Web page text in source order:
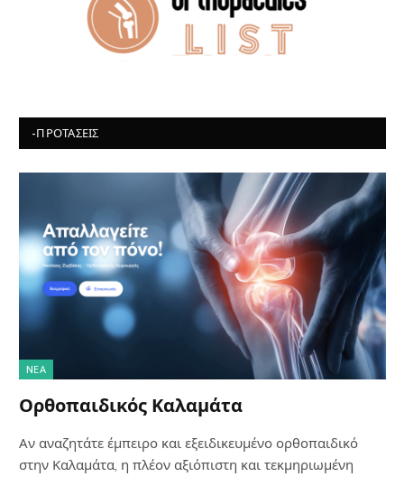
-ΠΡΟΤΆΣΕΙΣ
NΈΑ
Ορθοπαιδικός Καλαμάτα
Αν αναζητάτε έμπειρο και εξειδικευμένο ορθοπαιδικό
στην Καλαμάτα, η πλέον αξιόπιστη και τεκμηριωμένη